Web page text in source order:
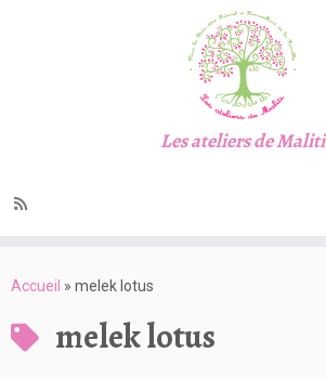
au
Les ateliers de Maliti
Accueil » melek lotus
melek lotus